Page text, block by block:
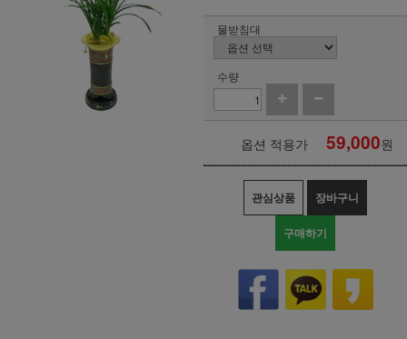
물받침대
수량
옵션 적용가 59,000원
관심상품 장바구니
구매하기